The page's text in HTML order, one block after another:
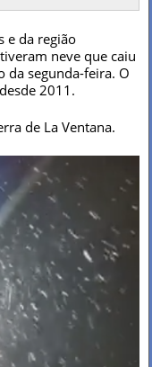
e da região
neve que caiu
da segunda-feira. O
2011.
de La Ventana.